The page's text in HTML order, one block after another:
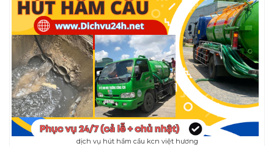
dịch vụ hút hầm cầu kcn việt hương